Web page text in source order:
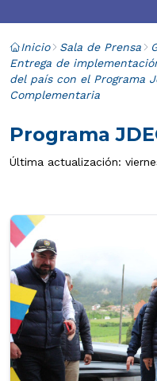
Inicio Sala de Prensa
Entrega de
del país con el Programa
Complementaria
Programa
Última actualización: